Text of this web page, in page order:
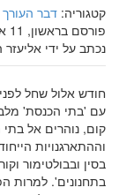
קטגוריה: דבר העורך
פורסם בראשון, 11 אוגוסט 2013 22:47
נכתב על ידי אליעזר
חודש אלול שחל
עם 'בתי הכנסת'
קום, נוהרים אל בתי
וההתארגנויות
בסין ובבולטימור
בתחנונים'. למרות